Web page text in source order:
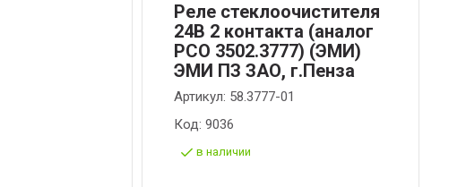
Реле стеклоочистителя
24В 2 контакта (аналог
РСО 3502.3777) (ЭМИ)
ЭМИ ПЗ ЗАО, г.Пенза
Артикул: 58.3777-01
Код: 9036
в наличии